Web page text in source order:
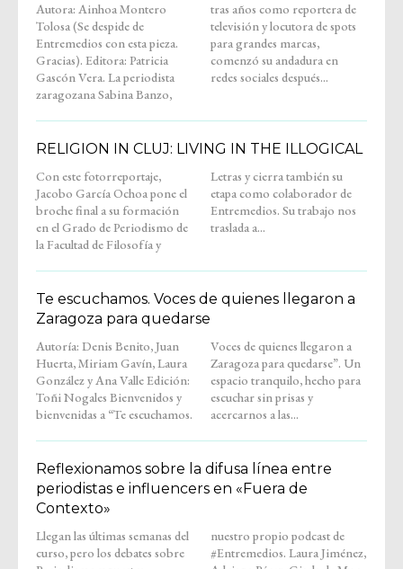
Autora: Ainhoa Montero
Tolosa (Se despide de
Entremedios con esta pieza.
Gracias). Editora: Patricia
Gascón Vera. La periodista
zaragozana Sabina Banzo,
tras años como reportera de
televisión y locutora de spots
para grandes marcas,
comenzó su andadura en
redes sociales después...
RELIGION IN CLUJ: LIVING IN THE ILLOGICAL
Con este fotorreportaje,
Jacobo García Ochoa pone el
broche final a su formación
en el Grado de Periodismo de
la Facultad de Filosofía y
Letras y cierra también su
etapa como colaborador de
Entremedios. Su trabajo nos
traslada a...
Te escuchamos. Voces de quienes llegaron a
Zaragoza para quedarse
Autoría: Denis Benito, Juan
Huerta, Miriam Gavín, Laura
González y Ana Valle Edición:
Toñi Nogales Bienvenidos y
bienvenidas a “Te escuchamos.
Voces de quienes llegaron a
Zaragoza para quedarse”. Un
espacio tranquilo, hecho para
escuchar sin prisas y
acercarnos a las...
Reflexionamos sobre la difusa línea entre
periodistas e influencers en «Fuera de
Contexto»
Llegan las últimas semanas del
curso, pero los debates sobre
nuestro propio podcast de
#Entremedios. Laura Jiménez,